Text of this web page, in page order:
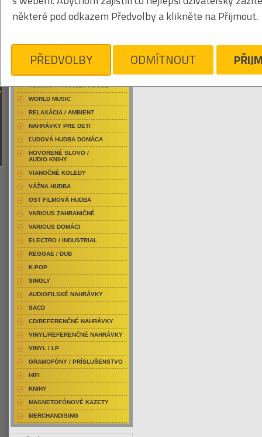
Je nám ľúto, ale pre daný žáner/
RAP / HIP HOP DOMÁCI
RAP / HIP HOP ZAHRANIČNÝ
DVD / HUDBA
PUNK / HARDCORE
TECHNO / TRANCE / HOUSE
WORLD MUSIC
RELAXÁCIA / AMBIENT
NAHRÁVKY PRE DETI
ĽUDOVÁ HUDBA DOMÁCA
HOVORENÉ SLOVO /
AUDIO KNIHY
VIANOČNÉ KOLEDY
VÁŽNA HUDBA
OST FILMOVÁ HUDBA
VARIOUS ZAHRANIČNÉ
VARIOUS DOMÁCI
ELECTRO / INDUSTRIAL
REGGAE / DUB
K-POP
SINGLY
AUDIOFILSKÉ NAHRÁVKY
SACD
CD/REFERENČNÉ NAHRÁVKY
VINYL/REFERENČNÉ NAHRÁVKY
VINYL / LP
GRAMOFÓNY / PRÍSLUŠENSTVO
HIFI
KNIHY
MAGNETOFÓNOVÉ KAZETY
MERCHANDISING
některé pod odkazem Předvolby a klikněte na Přijmout.
PŘEDVOLBY ODMÍTNOUT